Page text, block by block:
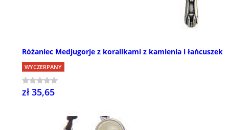
Różaniec Medjugorje z koralikami z kamienia i łańcuszek
WYCZERPANY
zł 35,65